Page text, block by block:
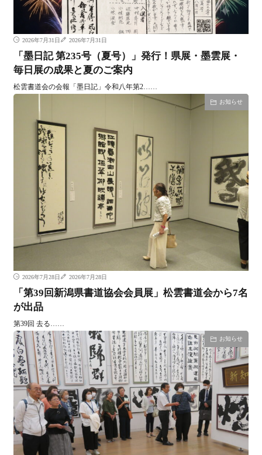
2026年7月31日 2026年7月31日
「墨日記 第235号（夏号）」発行！県展・墨雲展・
毎日展の成果と夏のご案内
松雲書道会の会報「墨日記」令和八年第2……
お知らせ
2026年7月28日 2026年7月28日
「第39回新潟県書道協会会員展」松雲書道会から7名
が出品
第39回 去る……
お知らせ